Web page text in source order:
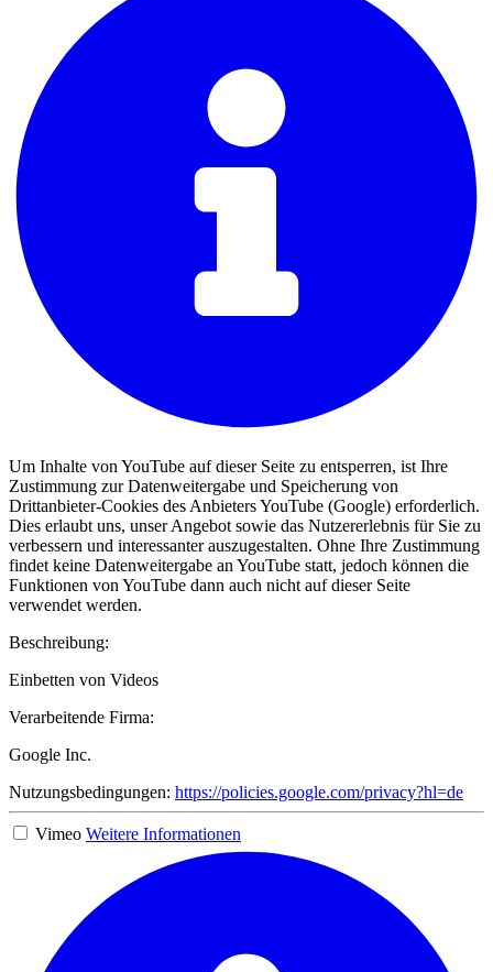
Um Inhalte von YouTube auf dieser Seite zu entsperren, ist Ihre
Zustimmung zur Datenweitergabe und Speicherung von
Drittanbieter-Cookies des Anbieters YouTube (Google) erforderlich.
Dies erlaubt uns, unser Angebot sowie das Nutzererlebnis für Sie zu
verbessern und interessanter auszugestalten. Ohne Ihre Zustimmung
findet keine Datenweitergabe an YouTube statt, jedoch können die
Funktionen von YouTube dann auch nicht auf dieser Seite
verwendet werden.
Beschreibung:
Einbetten von Videos
Verarbeitende Firma:
Google Inc.
Nutzungsbedingungen: https://policies.google.com/privacy?hl=de
Vimeo Weitere Informationen